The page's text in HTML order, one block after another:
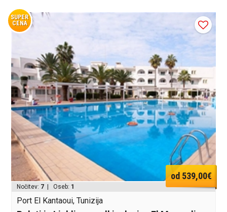
SUPER
CENA
od 539,00€
Nočitev: 7 | Oseb: 1
Port El Kantaoui, Tunizija